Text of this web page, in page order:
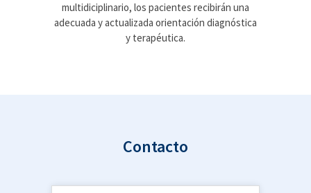
multidiciplinario, los pacientes recibirán una
adecuada y actualizada orientación diagnóstica
y terapéutica.
Contacto